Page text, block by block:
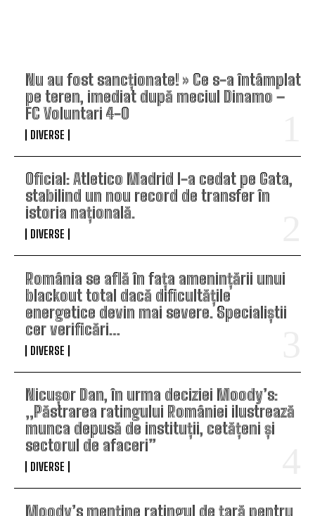
Nu au fost sancționate! » Ce s-a întâmplat
pe teren, imediat după meciul Dinamo –
FC Voluntari 4-0
DIVERSE
Oficial: Atletico Madrid l-a cedat pe Gata,
stabilind un nou record de transfer în
istoria națională.
DIVERSE
România se află în fața amenințării unui
blackout total dacă dificultățile
energetice devin mai severe. Specialiștii
cer verificări…
DIVERSE
Nicușor Dan, în urma deciziei Moody’s:
„Păstrarea ratingului României ilustrează
munca depusă de instituții, cetățeni și
sectorul de afaceri”
DIVERSE
Moody’s menține ratingul de țară pentru